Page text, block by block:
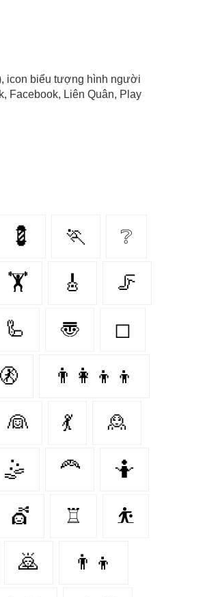
icon biểu tượng hình người
Facebook, Liên Quân, Play
💈 🏃 ❔
🏋️‍ 🎸 🦵
🦾 〠 ◻
🚷 👨‍👩‍👦‍👦
👰‍ 💃 🙎‍
🤹 🦰 🤷
💇‍ ♖ ⛹
🙇 👨‍👦